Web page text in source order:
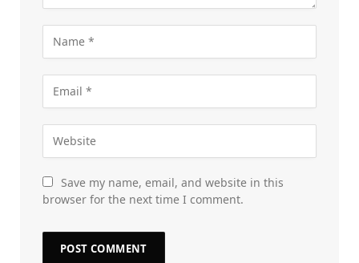
Save my name, email, and website in this
browser for the next time I comment.